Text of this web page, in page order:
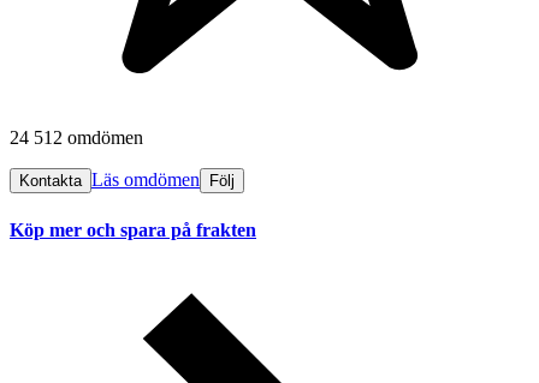
24 512 omdömen
Kontakta Läs omdömen Följ
Köp mer och spara på frakten